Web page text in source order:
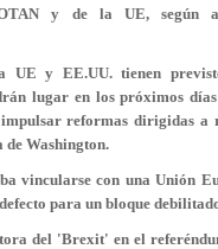
y de la UE, según
UE y EE.UU. tienen
lugar en los próximos
reformas dirigidas a
Washington.
vincularse con una Unión
para un bloque
del 'Brexit' en el